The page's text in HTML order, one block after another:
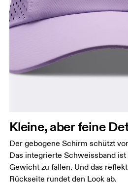
Kleine, aber feine
Der gebogene Schirm schützt
Das integrierte Schweissband
Gewicht zu fallen. Und das
Rückseite rundet den Look ab.